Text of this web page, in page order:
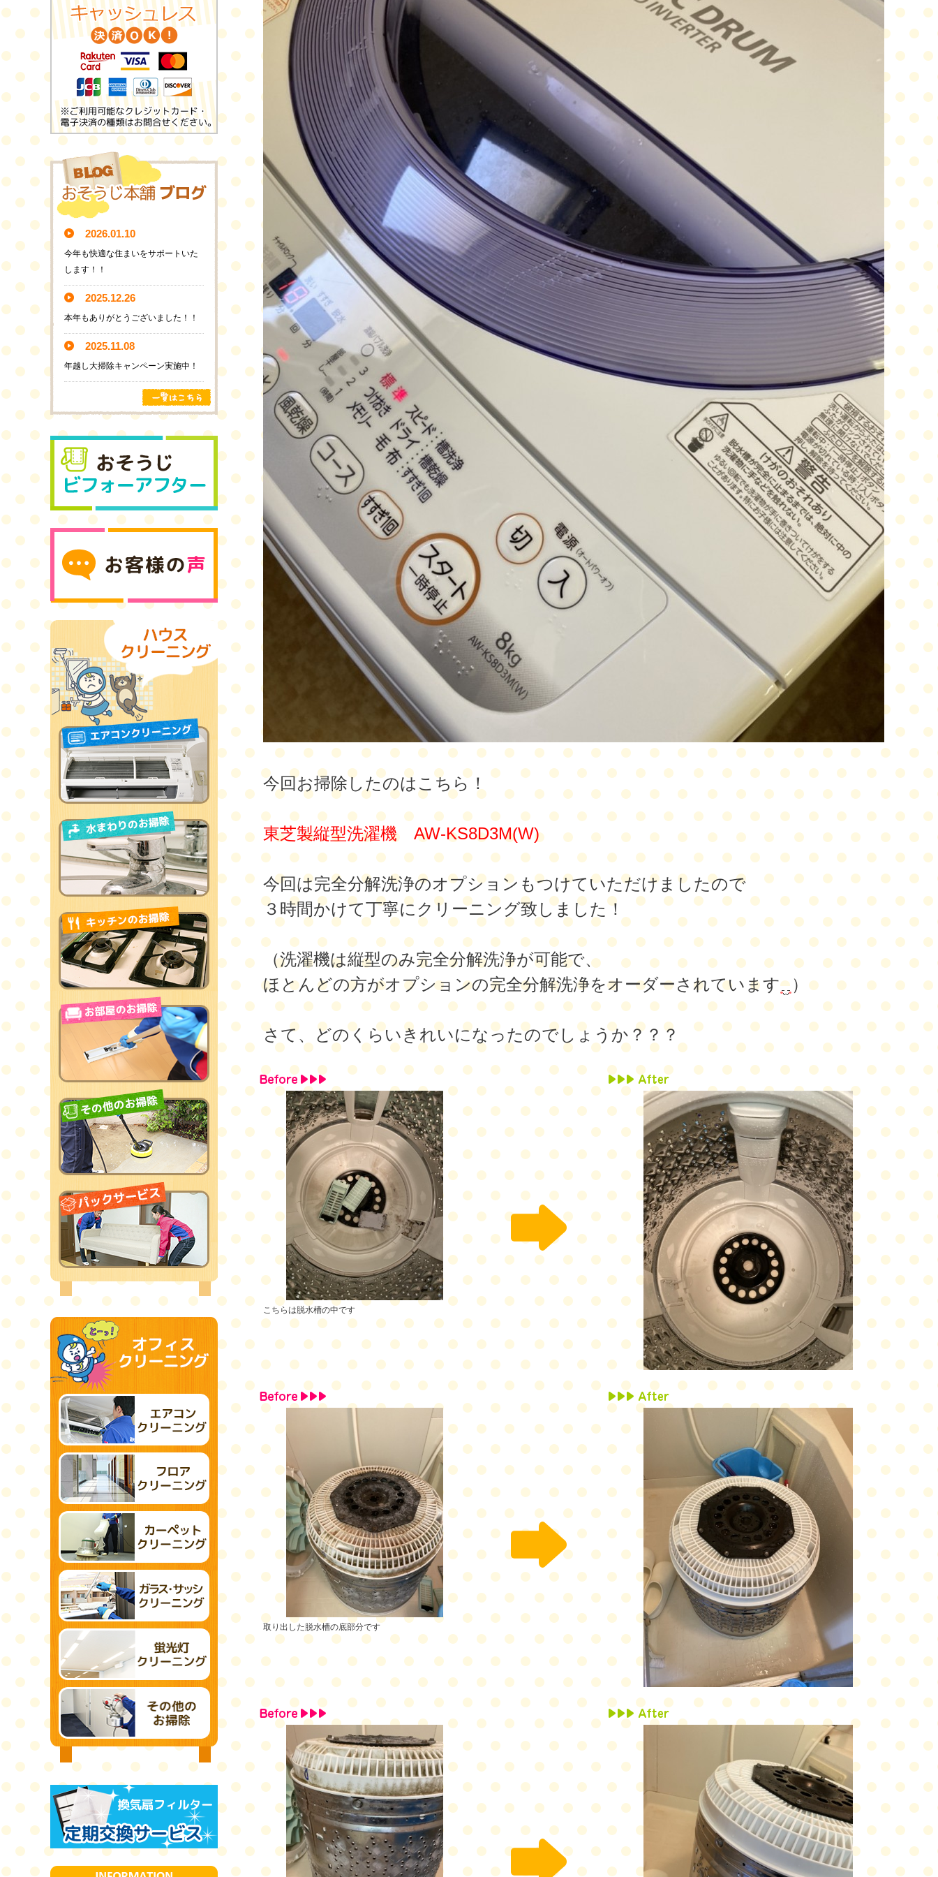
今回お掃除したのはこちら！
東芝製縦型洗濯機 AW-KS8D3M(W)
今回は完全分解洗浄のオプションもつけていただけましたので
３時間かけて丁寧にクリーニング致しました！
（洗濯機は縦型のみ完全分解洗浄が可能で、
ほとんどの方がオプションの完全分解洗浄をオーダーされています
）
さて、どのくらいきれいになったのでしょうか？？？
こちらは脱水槽の中です
取り出した脱水槽の底部分です
2026.01.10
今年も快適な住まいをサポートいた
します！！
2025.12.26
本年もありがとうございました！！
2025.11.08
年越し大掃除キャンペーン実施中！